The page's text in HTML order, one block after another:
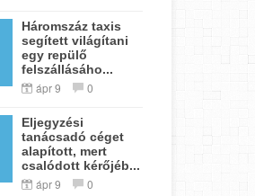
Háromszáz taxis
segített világítani
egy repülő
felszállásáho...
ápr 9 0
Eljegyzési
tanácsadó céget
alapított, mert
csalódott kérőjéb...
ápr 9 0